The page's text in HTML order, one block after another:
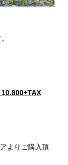
よりご購入頂